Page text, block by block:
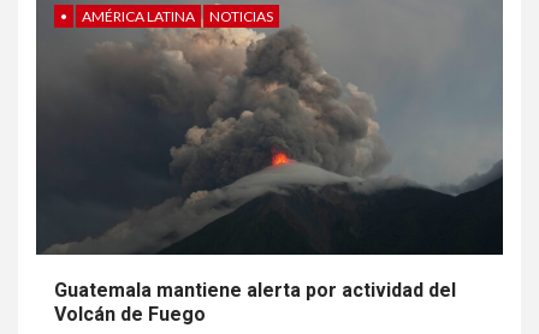
• AMÉRICA LATINA NOTICIAS
Guatemala mantiene alerta por actividad del
Volcán de Fuego